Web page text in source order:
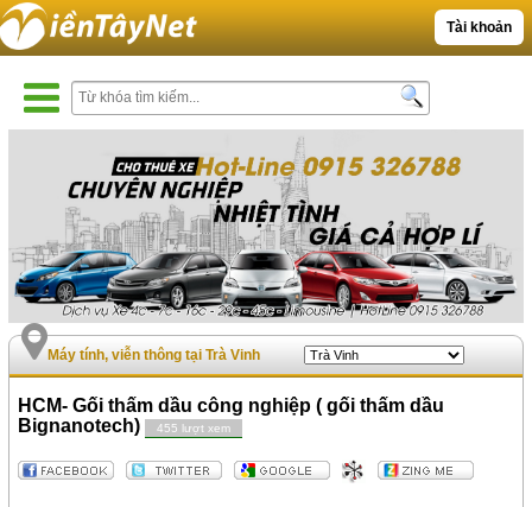
Tài khoản
Máy tính, viễn thông tại Trà Vinh
HCM- Gối thấm dầu công nghiệp ( gối thấm dầu
Bignanotech)
455 lượt xem